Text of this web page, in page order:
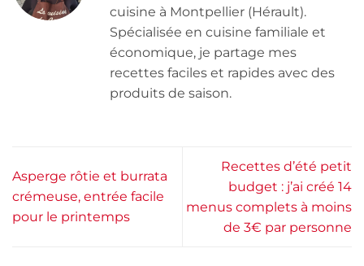
cuisine à Montpellier (Hérault).
Spécialisée en cuisine familiale et
économique, je partage mes
recettes faciles et rapides avec des
produits de saison.
Asperge rôtie et burrata
crémeuse, entrée facile
pour le printemps
Recettes d’été petit
budget : j’ai créé 14
menus complets à moins
de 3€ par personne